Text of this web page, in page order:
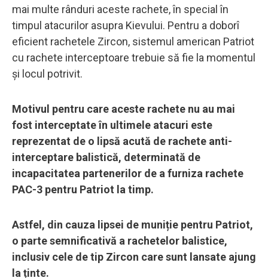
mai multe rânduri aceste rachete, în special în
timpul atacurilor asupra Kievului. Pentru a doborî
eficient rachetele Zircon, sistemul american Patriot
cu rachete interceptoare trebuie să fie la momentul
și locul potrivit.
Motivul pentru care aceste rachete nu au mai
fost interceptate în ultimele atacuri este
reprezentat de o lipsă acută de rachete anti-
interceptare balistică, determinată de
incapacitatea partenerilor de a furniza rachete
PAC-3 pentru Patriot la timp.
Astfel, din cauza lipsei de muniție pentru Patriot,
o parte semnificativă a rachetelor balistice,
inclusiv cele de tip Zircon care sunt lansate ajung
la ținte.